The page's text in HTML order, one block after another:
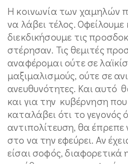
Η κοινωνία των χαμηλών
να λάβει τέλος.
διεκδικήσουμε τις
στέρησαν. Τις θεμιτές
αναφέρομαι ούτε σε
μαξιμαλισμούς, ούτε σε
ανευθυνότητες. Και αυτό
και για την κυβέρνηση
καταλάβει ότι το γεγονός
αντιπολίτευση, θα έπρεπε
στο να την εφεύρει. Αν
είσαι σοφός, διαφορετικά